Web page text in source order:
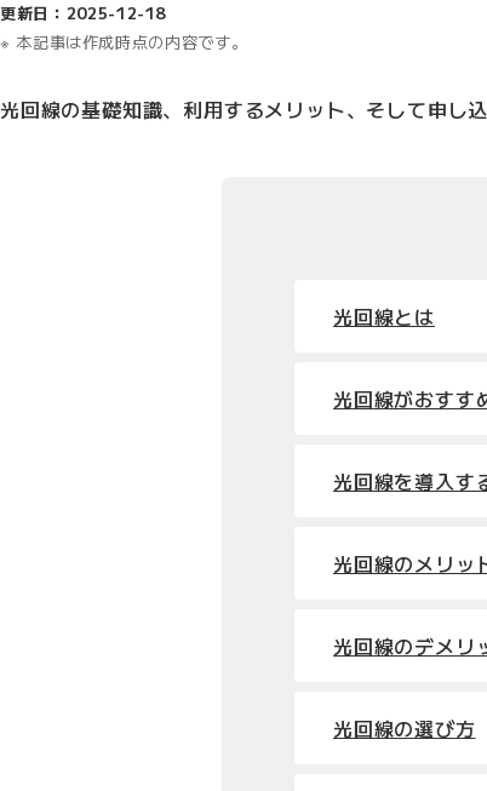
更新日：2025-12-18
本記事は作成時点の内容です。
光回線の基礎知識、利用するメリット、そして申し
光回線とは
光回線がおすす
光回線を導入す
光回線のメリッ
光回線のデメリ
光回線の選び方